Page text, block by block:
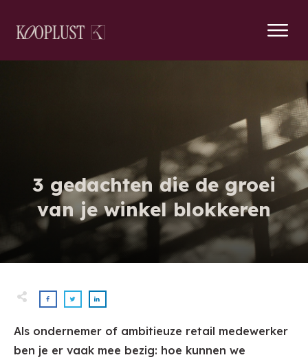
3 gedachten die de groei
van je winkel blokkeren
Als ondernemer of ambitieuze retail medewerker
ben je er vaak mee bezig: hoe kunnen we